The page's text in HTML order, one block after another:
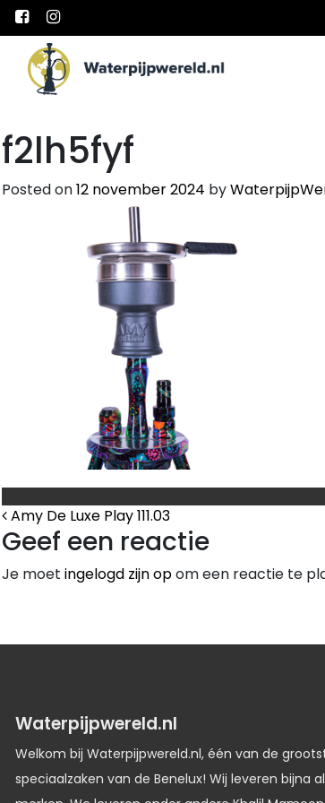
Main Navigation
f2lh5fyf
Posted on12 november 2024 by
Bericht Navigatie
Amy De Luxe Play 111.03
Geef een reactie
Je moet ingelogd zijn opom een reactie te
Waterpijpwereld.nl
Welkom bij Waterpijpwereld.nl, één van de
speciaalzaken van de Benelux! Wij leveren bijna